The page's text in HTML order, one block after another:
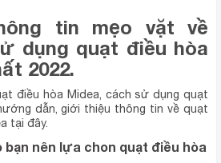
tin mẹo vặt về
dụng quạt điều hòa
2022.
điều hòa Midea, cách sử dụng quạt
dẫn, giới thiệu thông tin về quạt
tại đây.
bạn nên lựa chon quạt điều hòa